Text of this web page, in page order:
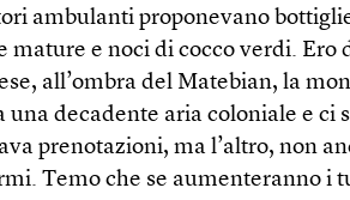
ambulanti proponevano
mature e noci di cocco verdi. Ero
all’ombra del Matebian, la
una decadente aria coloniale e ci
prenotazioni, ma l’altro, non
Temo che se aumenteranno i